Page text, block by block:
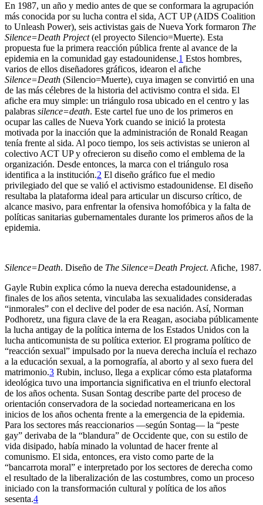
En 1987, un año y medio antes de que se conformara la agrupación
más conocida por su lucha contra el sida, ACT UP (AIDS Coalition
to Unleash Power), seis activistas gais de Nueva York formaron The
Silence=Death Project(el proyecto Silencio=Muerte). Esta
propuesta fue la primera reacción pública frente al avance de la
epidemia en la comunidad gay estadounidense.1 Estos hombres,
varios de ellos diseñadores gráficos, idearon el afiche
Silence=Death (Silencio=Muerte), cuya imagen se convirtió en una
de las más célebres de la historia del activismo contra el sida. El
afiche era muy simple: un triángulo rosa ubicado en el centro y las
palabras silence=death. Este cartel fue uno de los primeros en
ocupar las calles de Nueva York cuando se inició la protesta
motivada por la inacción que la administración de Ronald Reagan
tenía frente al sida. Al poco tiempo, los seis activistas se unieron al
colectivo ACT UP y ofrecieron su diseño como el emblema de la
organización. Desde entonces, la marca con el triángulo rosa
identifica a la institución.2 El diseño gráfico fue el medio
privilegiado del que se valió el activismo estadounidense. El diseño
resultaba la plataforma ideal para articular un discurso crítico, de
alcance masivo, para enfrentar la ofensiva homofóbica y la falta de
políticas sanitarias gubernamentales durante los primeros años de la
epidemia.
Silence=Death. Diseño de The Silence=Death Project. Afiche,
Gayle Rubin explica cómo la nueva derecha estadounidense, a
finales de los años setenta, vinculaba las sexualidades consideradas
“inmorales” con el declive del poder de esa nación. Así, Norman
Podhoretz, una figura clave de la era Reagan, asociaba públicamente
la lucha antigay de la política interna de los Estados Unidos con la
lucha anticomunista de su política exterior. El programa político de
“reacción sexual” impulsado por la nueva derecha incluía el rechazo
a la educación sexual, a la pornografía, al aborto y al sexo fuera del
matrimonio.3 Rubin, incluso, llega a explicar cómo esta plataforma
ideológica tuvo una importancia significativa en el triunfo electoral
de los años ochenta. Susan Sontag describe parte del proceso de
orientación conservadora de la sociedad norteamericana en los
inicios de los años ochenta frente a la emergencia de la epidemia.
Para los sectores más reaccionarios —según Sontag— la “peste
gay” derivaba de la “blandura” de Occidente que, con su estilo de
vida disipado, había minado la voluntad de hacer frente al
comunismo. El sida, entonces, era visto como parte de la
“bancarrota moral” e interpretado por los sectores de derecha como
el resultado de la liberalización de las costumbres, como un proceso
iniciado con la transformación cultural y política de los años
sesenta.4